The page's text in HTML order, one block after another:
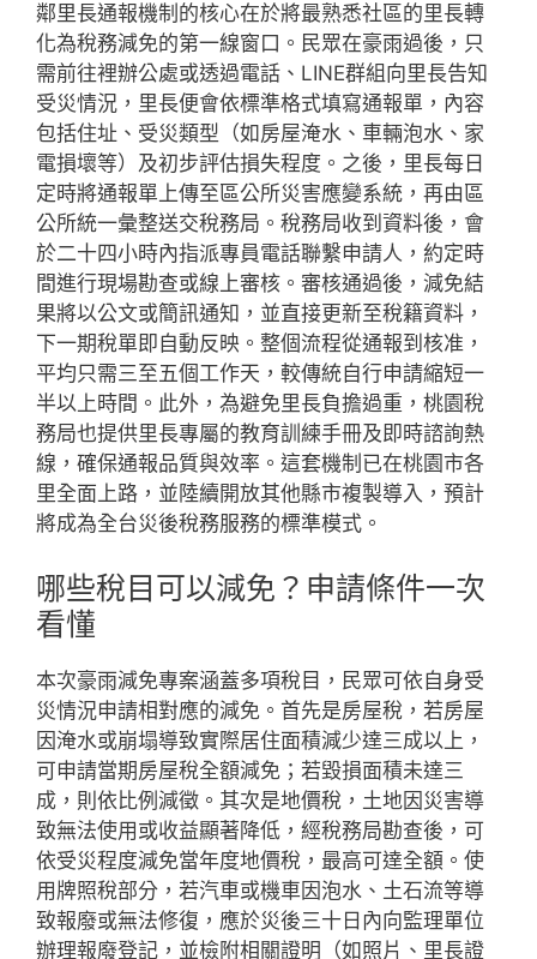
鄰里長通報機制的核心在於將最熟悉社區的里長轉
化為稅務減免的第一線窗口。民眾在豪雨過後，只
需前往裡辦公處或透過電話、LINE群組向里長告知
受災情況，里長便會依標準格式填寫通報單，內容
包括住址、受災類型（如房屋淹水、車輛泡水、家
電損壞等）及初步評估損失程度。之後，里長每日
定時將通報單上傳至區公所災害應變系統，再由區
公所統一彙整送交稅務局。稅務局收到資料後，會
於二十四小時內指派專員電話聯繫申請人，約定時
間進行現場勘查或線上審核。審核通過後，減免結
果將以公文或簡訊通知，並直接更新至稅籍資料，
下一期稅單即自動反映。整個流程從通報到核准，
平均只需三至五個工作天，較傳統自行申請縮短一
半以上時間。此外，為避免里長負擔過重，桃園稅
務局也提供里長專屬的教育訓練手冊及即時諮詢熱
線，確保通報品質與效率。這套機制已在桃園市各
里全面上路，並陸續開放其他縣市複製導入，預計
將成為全台災後稅務服務的標準模式。
哪些稅目可以減免？申請條件一次
看懂
本次豪雨減免專案涵蓋多項稅目，民眾可依自身受
災情況申請相對應的減免。首先是房屋稅，若房屋
因淹水或崩塌導致實際居住面積減少達三成以上，
可申請當期房屋稅全額減免；若毀損面積未達三
成，則依比例減徵。其次是地價稅，土地因災害導
致無法使用或收益顯著降低，經稅務局勘查後，可
依受災程度減免當年度地價稅，最高可達全額。使
用牌照稅部分，若汽車或機車因泡水、土石流等導
致報廢或無法修復，應於災後三十日內向監理單位
辦理報廢登記，並檢附相關證明（如照片、里長證